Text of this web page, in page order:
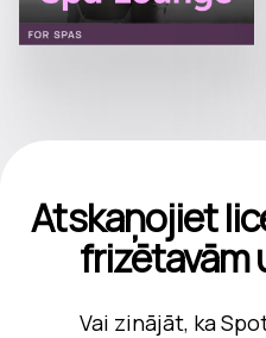
Atskaņojiet
frizētavām
Vai zinājāt, ka